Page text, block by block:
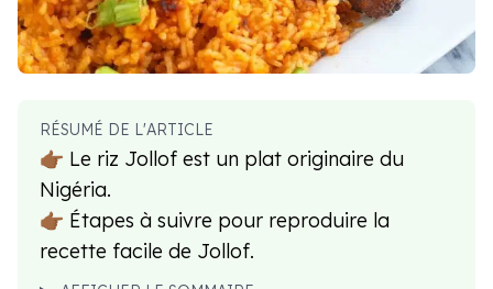
RÉSUMÉ DE L'ARTICLE
👉🏾 Le riz Jollof est un plat originaire du
Nigéria.
👉🏾 Étapes à suivre pour reproduire la
recette facile de Jollof.